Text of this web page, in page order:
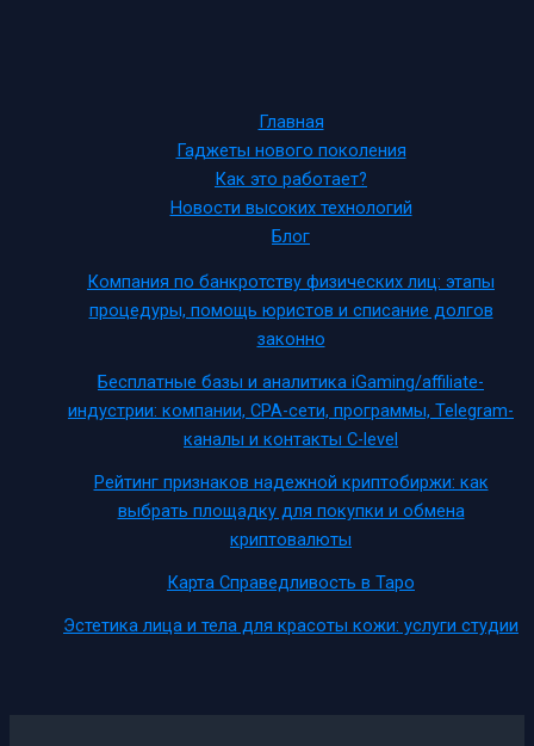
Главная
Гаджеты нового поколения
Как это работает?
Новости высоких технологий
Блог
Компания по банкротству физических лиц: этапы
процедуры, помощь юристов и списание долгов
законно
Бесплатные базы и аналитика iGaming/affiliate-
индустрии: компании, CPA-сети, программы, Telegram-
каналы и контакты C-level
Рейтинг признаков надежной криптобиржи: как
выбрать площадку для покупки и обмена
криптовалюты
Карта Справедливость в Таро
Эстетика лица и тела для красоты кожи: услуги студии